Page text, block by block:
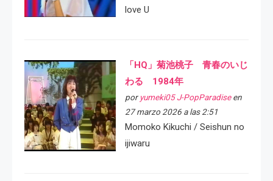
love U
「HQ」菊池桃子 青春のいじ
わる 1984年
por yumeki05 J-PopParadiseen
27 marzo 2026 a las 2:51
Momoko Kikuchi / Seishun no
ijiwaru